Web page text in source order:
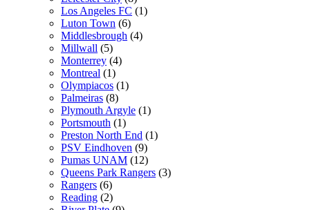
Los Angeles FC (1)
Luton Town (6)
Middlesbrough (4)
Millwall (5)
Monterrey (4)
Montreal (1)
Olympiacos (1)
Palmeiras (8)
Plymouth Argyle (1)
Portsmouth (1)
Preston North End (1)
PSV Eindhoven (9)
Pumas UNAM (12)
Queens Park Rangers (3)
Rangers (6)
Reading (2)